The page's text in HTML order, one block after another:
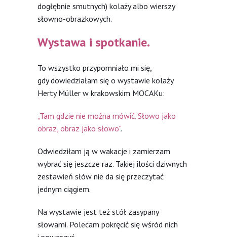
dogłębnie smutnych) kolaży albo wierszy
słowno-obrazkowych.
Wystawa i spotkanie.
To wszystko przypomniało mi się,
gdy dowiedziałam się o wystawie kolaży
Herty Müller w krakowskim MOCAKu:
„Tam gdzie nie można mówić. Słowo jako
obraz, obraz jako słowo”.
Odwiedziłam ją w wakacje i zamierzam
wybrać się jeszcze raz. Takiej ilości dziwnych
zestawień słów nie da się przeczytać
jednym ciągiem.
Na wystawie jest też stół zasypany
słowami. Polecam pokręcić się wśród nich